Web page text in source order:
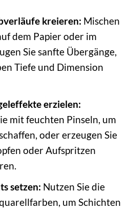
kreieren: Mischen
dem Papier oder im
Sie sanfte Übergänge,
Tiefe und Dimension
erzielen:
mit feuchten Pinseln, um
oder erzeugen Sie
oder Aufspritzen
setzen: Nutzen Sie die
um Schichten